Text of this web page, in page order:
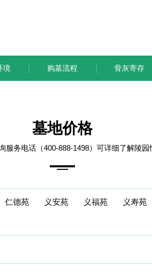
境 购墓流程 骨灰寄存
墓地价格
服务电话（400-888-1498）可详细了解陵园
仁德苑 义安苑 义福苑 义寿苑